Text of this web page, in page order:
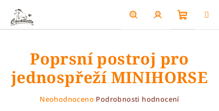
obsah
HledatPřihlášení
košík
Poprsní postroj pro
jednospřeží MINIHORSE
Průměrné
Neohodnoceno Podrobnosti hodnocení